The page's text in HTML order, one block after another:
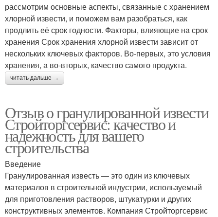
рассмотрим основные аспекты, связанные с хранением
хлорной извести, и поможем вам разобраться, как
продлить её срок годности. Факторы, влияющие на срок
хранения Срок хранения хлорной извести зависит от
нескольких ключевых факторов. Во-первых, это условия
хранения, а во-вторых, качество самого продукта.
читать дальше →
Отзыв о гранулированной извести
Стройторгсервис: качество и
надежность для вашего
строительства
Введение
Гранулированная известь — это один из ключевых
материалов в строительной индустрии, используемый
для приготовления растворов, штукатурки и других
конструктивных элементов. Компания Стройторгсервис